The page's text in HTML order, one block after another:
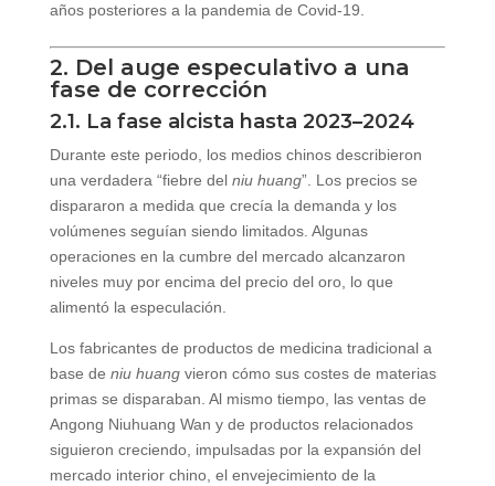
años posteriores a la pandemia de Covid-19.
2. Del auge especulativo a una
fase de corrección
2.1. La fase alcista hasta 2023–2024
Durante este periodo, los medios chinos describieron
una verdadera “fiebre del niu huang”. Los precios se
dispararon a medida que crecía la demanda y los
volúmenes seguían siendo limitados. Algunas
operaciones en la cumbre del mercado alcanzaron
niveles muy por encima del precio del oro, lo que
alimentó la especulación.
Los fabricantes de productos de medicina tradicional a
base de niu huangvieron cómo sus costes de materias
primas se disparaban. Al mismo tiempo, las ventas de
Angong Niuhuang Wan y de productos relacionados
siguieron creciendo, impulsadas por la expansión del
mercado interior chino, el envejecimiento de la